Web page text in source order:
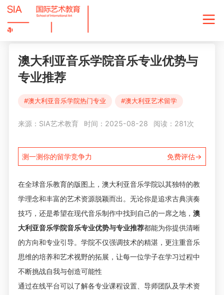
澳大利亚音乐学院音乐专业优势与
专业推荐
#澳大利亚音乐学院热门专业 #澳大利亚艺术留学
来源：SIA艺术教育 时间：2025-08-28 阅读：281次
免费评估→
测一测你的留学竞争力
在全球音乐教育的版图上，澳大利亚音乐学院以其独特的教
学理念和丰富的艺术资源脱颖而出。无论你是追求古典演奏
技巧，还是希望在现代音乐制作中找到自己的一席之地， 澳
大利亚音乐学院音乐专业优势与专业推荐都能为你提供清晰
的方向和专业引导。学院不仅强调技术的精湛，更注重音乐
思维的培养和艺术视野的拓展，让每一位学子在学习过程中
不断挑战自我与创造可能性
通过在线平台可以了解各专业课程设置、导师团队及学术资